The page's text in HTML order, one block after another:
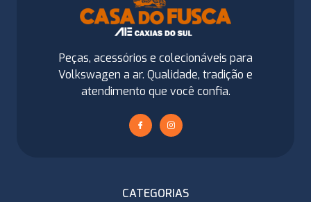
Peças, acessórios e colecionáveis para
Volkswagen a ar. Qualidade, tradição e
atendimento que você confia.
CATEGORIAS